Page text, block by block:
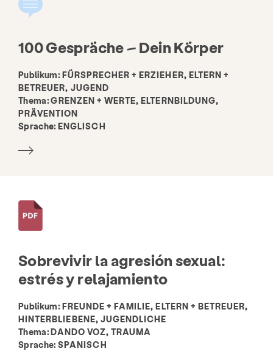
100 Gespräche – Dein Körper
Publikum: FÜRSPRECHER + ERZIEHER, ELTERN +
BETREUER, JUGEND
Thema:GRENZEN + WERTE, ELTERNBILDUNG,
PRÄVENTION
Sprache:ENGLISCH
Sobrevivir la agresión sexual:
estrés y relajamiento
Publikum: FREUNDE + FAMILIE, ELTERN + BETREUER,
HINTERBLIEBENE, JUGENDLICHE
Thema:DANDO VOZ, TRAUMA
Sprache:SPANISCH